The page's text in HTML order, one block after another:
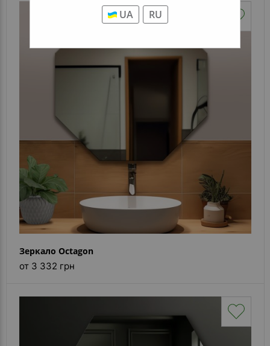
UA RU
Зеркало Octagon
от 3 332 грн